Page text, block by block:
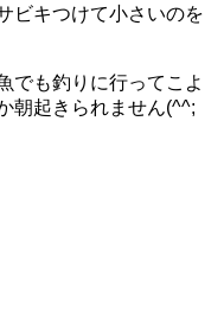
ビキつけて小さいのを
でも釣りに行ってこよ
朝起きられません(^^;